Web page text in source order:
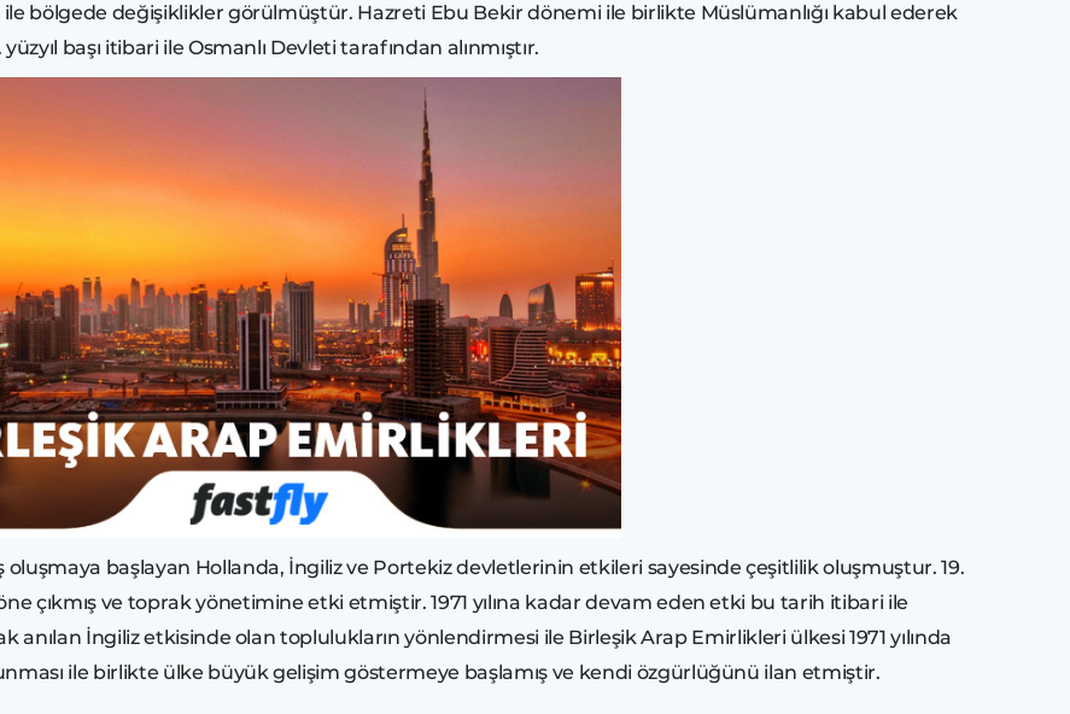
ile bölgede değişiklikler görülmüştür. Hazreti Ebu Bekir dönemi ile birlikte Müslümanlığı kabul ederek
başı itibari ile Osmanlı Devleti tarafından alınmıştır.
oluşmaya başlayan Hollanda, İngiliz ve Portekiz devletlerinin etkileri sayesinde çeşitlilik oluşmuştur. 19.
çıkmış ve toprak yönetimine etki etmiştir. 1971 yılına kadar devam eden etki bu tarih itibari ile
anılan İngiliz etkisinde olan toplulukların yönlendirmesi ile Birleşik Arap Emirlikleri ülkesi 1971 yılında
ile birlikte ülke büyük gelişim göstermeye başlamış ve kendi özgürlüğünü ilan etmiştir.